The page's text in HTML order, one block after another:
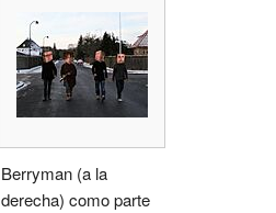
Berryman (a la
derecha) como parte